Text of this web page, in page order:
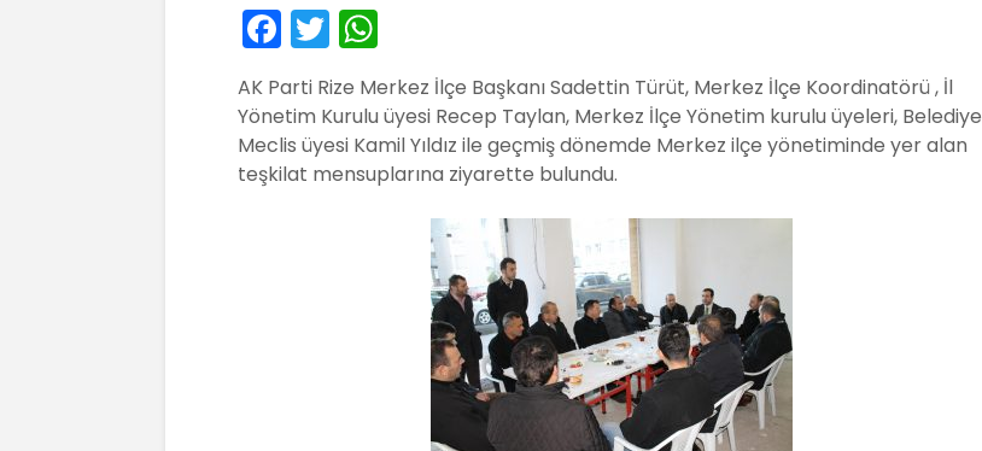
F
a
c
e
b
T
w
itt
er
h
a
ts
A
AK Parti Rize Merkez İlçe Başkanı Sadettin Türüt, Merkez İlçe Koordinatörü , İl
Yönetim Kurulu üyesi Recep Taylan, Merkez İlçe Yönetim kurulu üyeleri, Belediye
Meclis üyesi Kamil Yıldız ile geçmiş dönemde Merkez ilçe yönetiminde yer alan
teşkilat mensuplarına ziyarette bulundu.